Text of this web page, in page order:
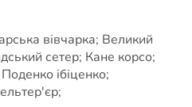
вівчарка; Великий
сетер; Кане корсо;
ібіценко;